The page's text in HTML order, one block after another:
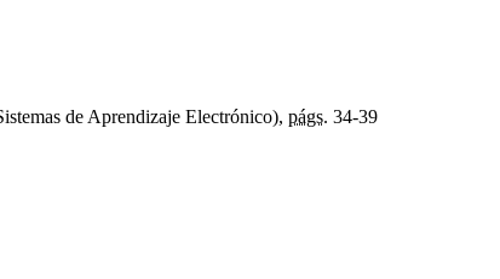
de Aprendizaje Electrónico), págs. 34-39